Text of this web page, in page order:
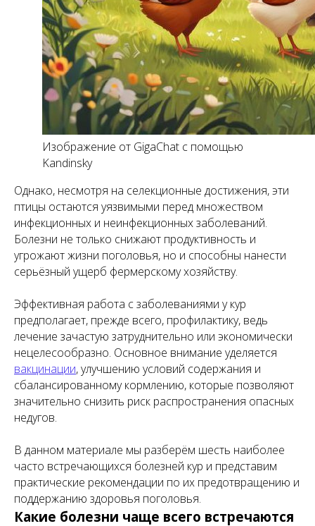
Изображение от GigaChat с помощью
Kandinsky
Однако, несмотря на селекционные достижения, эти
птицы остаются уязвимыми перед множеством
инфекционных и неинфекционных заболеваний.
Болезни не только снижают продуктивность и
угрожают жизни поголовья, но и способны нанести
серьёзный ущерб фермерскому хозяйству.
Эффективная работа с заболеваниями у кур
предполагает, прежде всего, профилактику, ведь
лечение зачастую затруднительно или экономически
нецелесообразно. Основное внимание уделяется
вакцинации, улучшению условий содержания и
сбалансированному кормлению, которые позволяют
значительно снизить риск распространения опасных
недугов.
В данном материале мы разберём шесть наиболее
часто встречающихся болезней кур и представим
практические рекомендации по их предотвращению и
поддержанию здоровья поголовья.
Какие болезни чаще всего встречаются